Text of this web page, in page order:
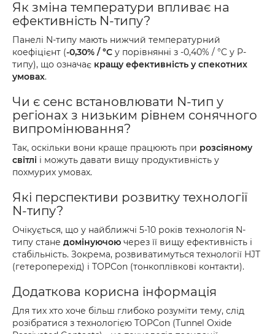
Як зміна температури впливає на
ефективність N-типу?
Панелі N-типу мають нижчий температурний
коефіцієнт (-0,30% / °C у порівнянні з -0,40% / °C у P-
типу), що означає кращу ефективність у спекотних
умовах.
Чи є сенс встановлювати N-тип у
регіонах з низьким рівнем сонячного
випромінювання?
Так, оскільки вони краще працюють при розсіяному
світлі і можуть давати вищу продуктивність у
похмурих умовах.
Які перспективи розвитку технології
N-типу?
Очікується, що у найближчі 5-10 років технологія N-
типу стане домінуючою через її вищу ефективність і
стабільність. Зокрема, розвиватимуться технології HJT
(гетероперехід) і TOPCon (тонкоплівкові контакти).
Додаткова корисна інформація
Для тих хто хоче більш глибоко розуміти тему, слід
розібратися з технологією TOPCon (Tunnel Oxide